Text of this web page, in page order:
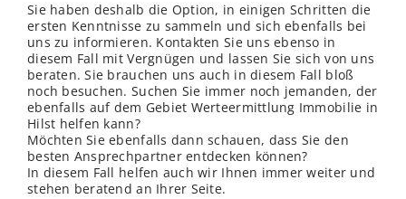
Sie haben deshalb die Option, in einigen Schritten die
ersten Kenntnisse zu sammeln und sich ebenfalls bei
uns zu informieren. Kontakten Sie uns ebenso in
diesem Fall mit Vergnügen und lassen Sie sich von uns
beraten. Sie brauchen uns auch in diesem Fall bloß
noch besuchen. Suchen Sie immer noch jemanden, der
ebenfalls auf dem Gebiet Werteermittlung Immobilie in
Hilst helfen kann?
Möchten Sie ebenfalls dann schauen, dass Sie den
besten Ansprechpartner entdecken können?
In diesem Fall helfen auch wir Ihnen immer weiter und
stehen beratend an Ihrer Seite.